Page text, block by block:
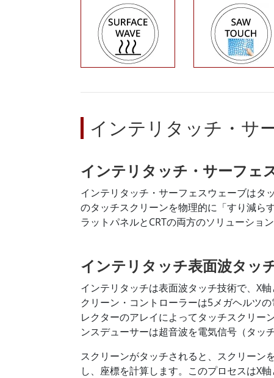
チ・サーフェ
ス・ウェーブ
インテリタッチ・サ
インテリタッチ・サーフェ
インテリタッチ・サーフェスウェーブはタ
のタッチスクリーンを物理的に「すり減ら
ラットパネルとCRTの両方のソリューショ
インテリタッチ表面波タッ
インテリタッチは表面波タッチ技術で、X
クリーン・コントローラーは5メガヘルツ
レクターのアレイによってタッチスクリー
ンスデューサーは超音波を電気信号（タッ
スクリーンがタッチされると、スクリーン
し、座標を計算します。このプロセスはX